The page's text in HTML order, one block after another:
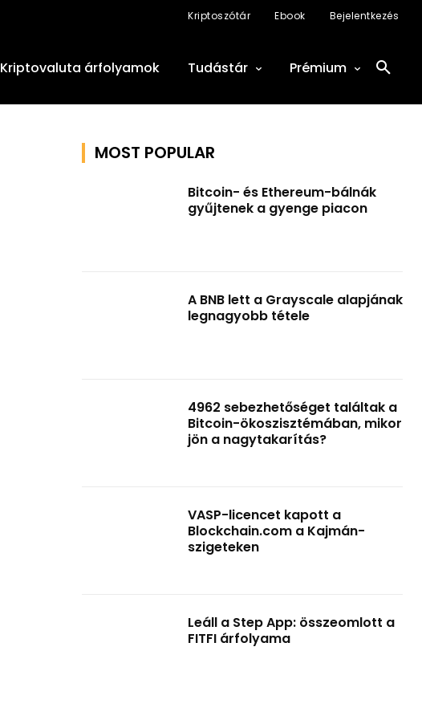
Kriptoszótár Ebook Bejelentkezés
Kriptovaluta árfolyamok Tudástár Prémium
MOST POPULAR
Bitcoin- és Ethereum-bálnák
gyűjtenek a gyenge piacon
A BNB lett a Grayscale alapjának
legnagyobb tétele
4962 sebezhetőséget találtak a
Bitcoin-ökoszisztémában, mikor
jön a nagytakarítás?
VASP-licencet kapott a
Blockchain.com a Kajmán-
szigeteken
Leáll a Step App: összeomlott a
FITFI árfolyama